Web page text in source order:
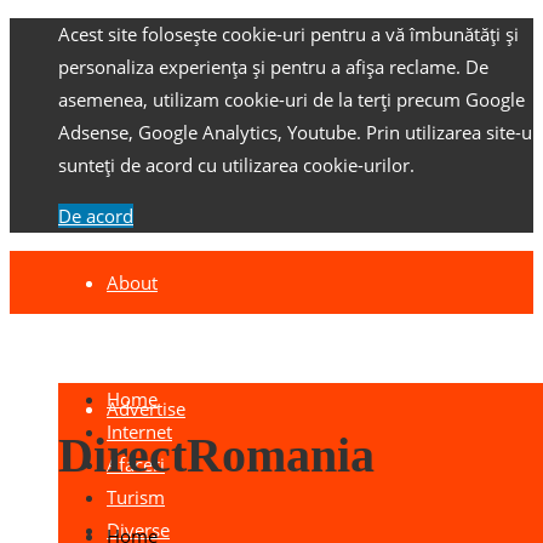
Acest site folosește cookie-uri pentru a vă îmbunătăți și
personaliza experiența și pentru a afișa reclame. De
asemenea, utilizam cookie-uri de la terți precum Google
Adsense, Google Analytics, Youtube. Prin utilizarea site-
sunteți de acord cu utilizarea cookie-urilor.
De acord
About
Advertise
Home
Internet
Afaceri
Turism
Diverse
DirectRomania
Home